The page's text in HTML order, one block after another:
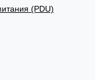
(PDU)